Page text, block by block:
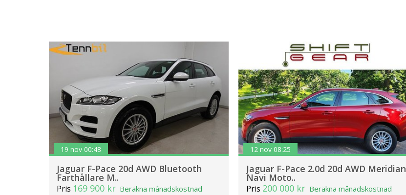
19 nov 00:48
Jaguar F-Pace 20d AWD Bluetooth
Farthållare M..
Pris 169 900 kr Beräkna månadskostnad
12 nov 08:25
Jaguar F-Pace 2.0d 20d AWD Meridian
Navi Moto..
Pris 200 000 kr Beräkna månadskostnad